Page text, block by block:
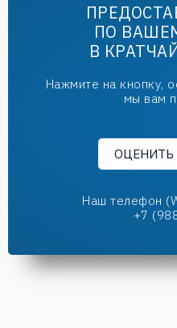
ПО
В
Нажмите на кнопку,
мы вам
ОЦЕНИТЬ
Наш телефон
+7